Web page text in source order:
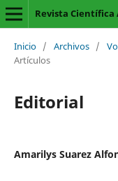
Revista Científica
Inicio / Archivos /
Artículos
Editorial
Amarilys Suarez